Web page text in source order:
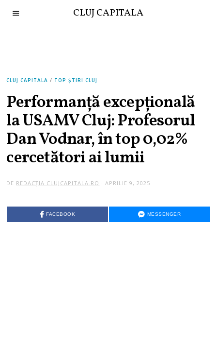
CLUJ CAPITALA
CLUJ CAPITALA / TOP ȘTIRI CLUJ
Performanță excepțională
la USAMV Cluj: Profesorul
Dan Vodnar, în top 0,02%
cercetători ai lumii
DE REDACȚIA CLUJCAPITALA.RO APRILIE 9, 2025
FACEBOOK MESSENGER